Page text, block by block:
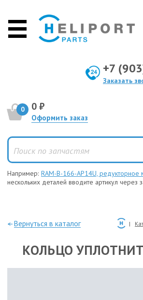
+7
Заказать
0 0 ₽
Оформить заказ
Например: RAM-B-166-AP14U, редукторное
нескольких деталей вводите артикул через
—Вернуться в каталог
КОЛЬЦО